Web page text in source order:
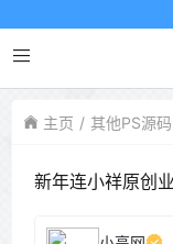
主页 其他PS源码
新年连小祥原创